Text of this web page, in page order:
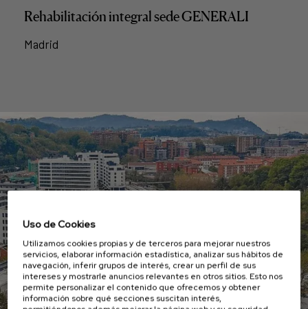
Rehabilitación integral sede GENERALI
Madrid
Uso de Cookies
Utilizamos cookies propias y de terceros para mejorar nuestros
servicios, elaborar información estadística, analizar sus hábitos de
navegación, inferir grupos de interés, crear un perfil de sus
intereses y mostrarle anuncios relevantes en otros sitios. Esto nos
permite personalizar el contenido que ofrecemos y obtener
información sobre qué secciones suscitan interés,